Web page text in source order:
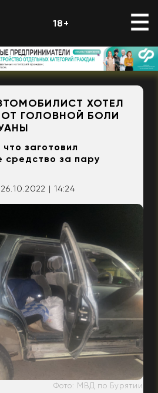
18+
ХОТЕЛ
ОТ ГОЛОВНОЙ БОЛИ
заготовил
средство за пару
26.10.2022 | 14:24
Фото: МВД по Бурятии